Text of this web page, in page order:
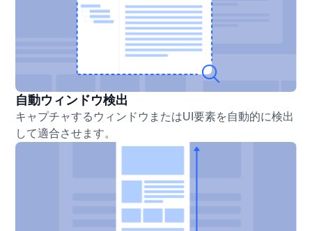
自動ウィンドウ検出
キャプチャするウィンドウまたはUI要素を自動的に検出
して適合させます。